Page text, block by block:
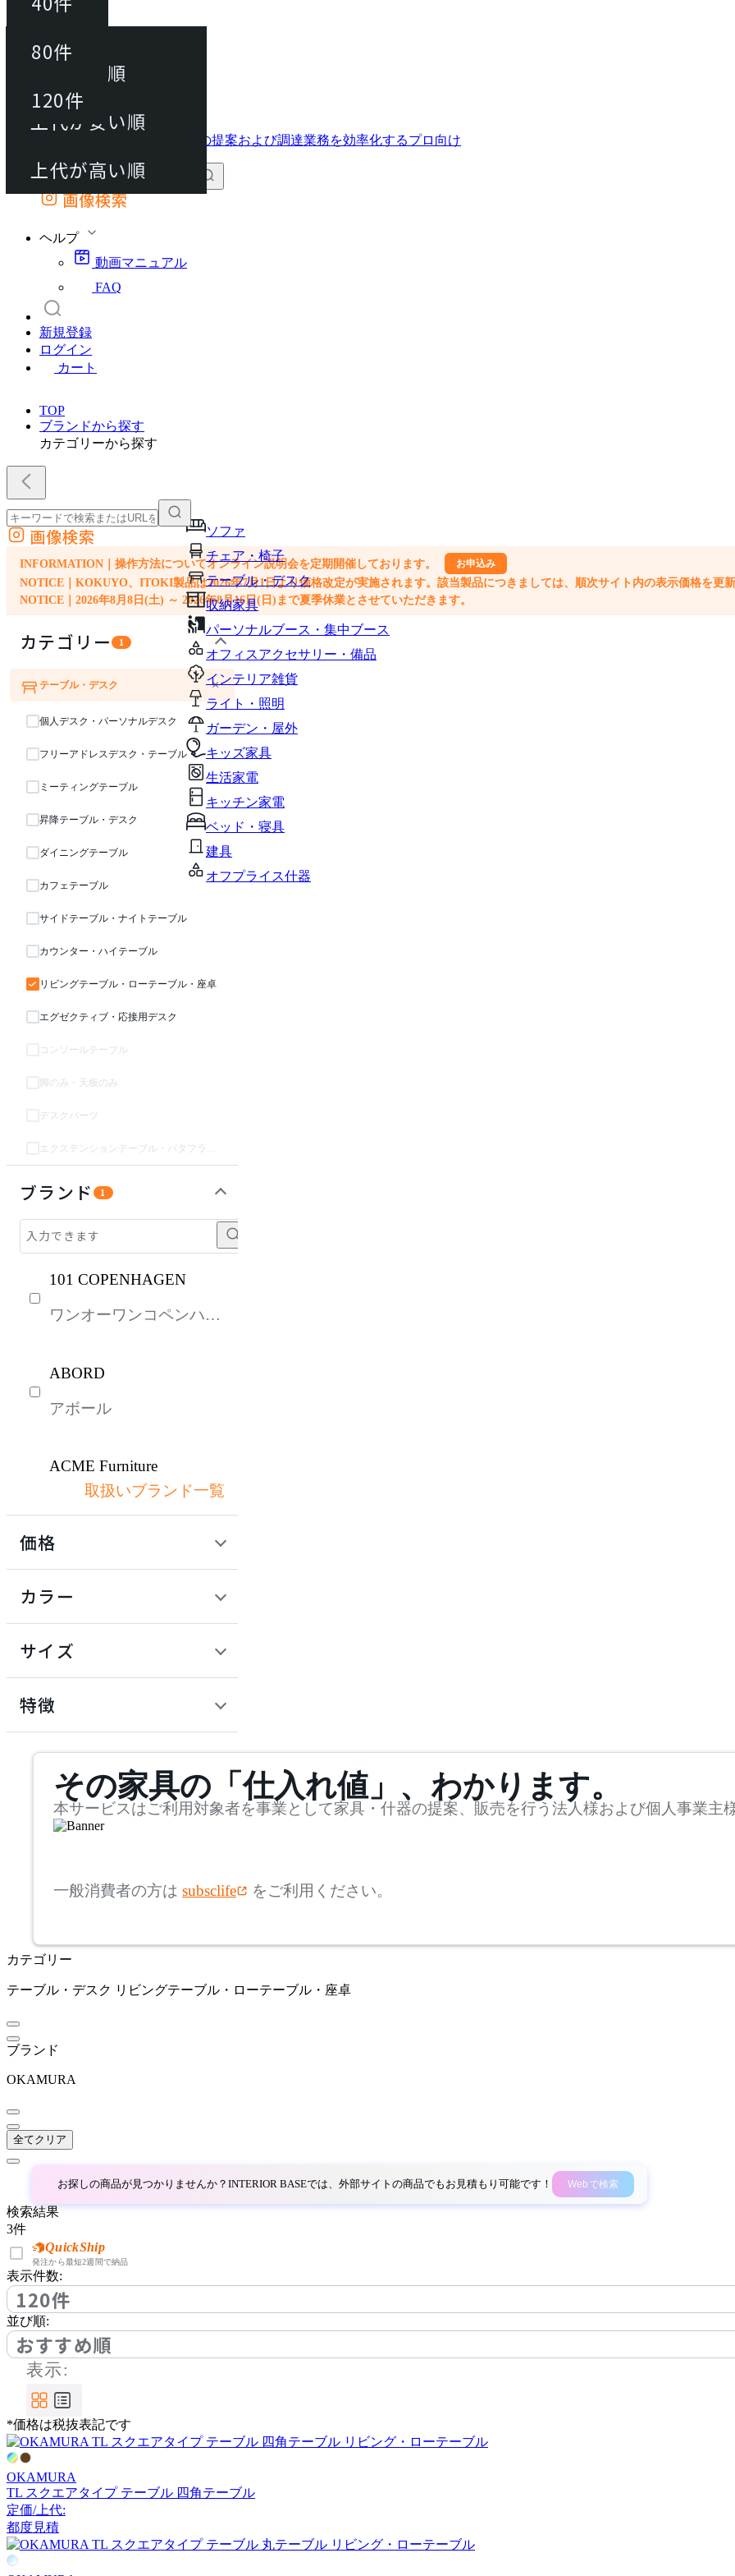
動画マニュアル
FAQ
カート
外部サイトの商品をカートに追加
画像検索
ヘルプ
動画マニュアル
FAQ
新規登録
ログイン
カート
TOP
ブランドから探す
カテゴリーから探す
ソファ
チェア・椅子
テーブル・デスク
収納家具
パーソナルブース・集中ブース
オフィスアクセサリー・備品
インテリア雑貨
ライト・照明
ガーデン・屋外
キッズ家具
生活家電
キッチン家電
ベッド・寝具
建具
オフプライス什器
外部サイトの商品をカートに追加
他のサイトで見つけた商品ページのURLを貼り付けて、カートに追加できます
画像検索
INFORMATION｜操作方法についてオンライン説明会を定期開催しております。 お申込み
NOTICE｜KOKUYO、ITOKI製品は2026年7月1日より価格改定が実施されます。該当製品につきましては、順次サイト内の表示価格を更新
NOTICE｜2026年8月8日(土) ～ 2026年8月16日(日)まで夏季休業とさせていただきます。
カテゴリー 1
ソファ
チェア・椅子
テーブル・デスク ×
個人デスク・パーソナルデスク
フリーアドレスデスク・テーブル
ミーティングテーブル
昇降テーブル・デスク
ダイニングテーブル
カフェテーブル
サイドテーブル・ナイトテーブル
カウンター・ハイテーブル
リビングテーブル・ローテーブル・座卓
エグゼクティブ・応接用デスク
コンソールテーブル
脚のみ・天板のみ
デスクパーツ
ブランド 1
101 COPENHAGEN
ワンオーワンコペンハー
ABORD
アボール
ACME Furniture
アクメファニチャー
アダル
ADAL TOTAL INTERIOR
アコレクション
アリアケ
アルナイ
アズマヤ
ビーライン
bellacontte
ベラコンテ
BoConcept
ボーコンセプト
by interiors
バイインテリアズ
CARBON STOCK FURNI
TURE
カーボンストックファニ
チャー
取扱いブランド一覧
価格
カラー
サイズ
mm
検索
~
~
座面高
検索
~
特徴
その家具の「仕入れ値」、わかります。
本サービスはご利用対象者を事業として家具・什器の提案、販売を行う法人様および個人事業主
一般消費者の方は subsclife をご利用ください。
カテゴリー
テーブル・デスク リビングテーブル・ローテーブル・座卓
ブランド
OKAMURA
全てクリア
お探しの商品が見つかりませんか？INTERIOR BASEでは、外部サイトの商品でもお見積もり可能です！ Webで検索
検索結果
3件
QuickShip
発注から最短2週間で納品
表示件数:
120件
40件
80件
並び順:
おすすめ順
並び替え
おすすめ順
上代が安い順
上代が高い順
表示:
*価格は税抜表記です
OKAMURA
TL スクエアタイプ テーブル 四角テーブル
定価/上代:
都度見積
80件
120件